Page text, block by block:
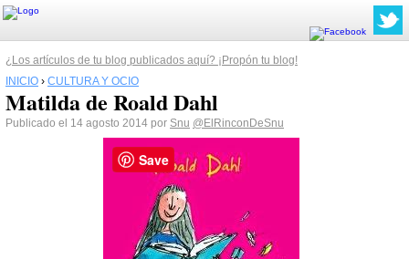
¿Los artículos de tu blog publicados aquí? ¡Propón tu blog!
INICIO › CULTURA Y OCIO
Matilda de Roald Dahl
Publicado el 14 agosto 2014 por Snu @ElRinconDeSnu
Save